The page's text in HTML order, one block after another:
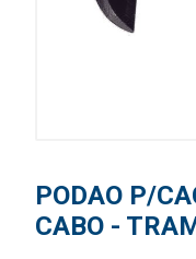
PODAO P/
CABO -